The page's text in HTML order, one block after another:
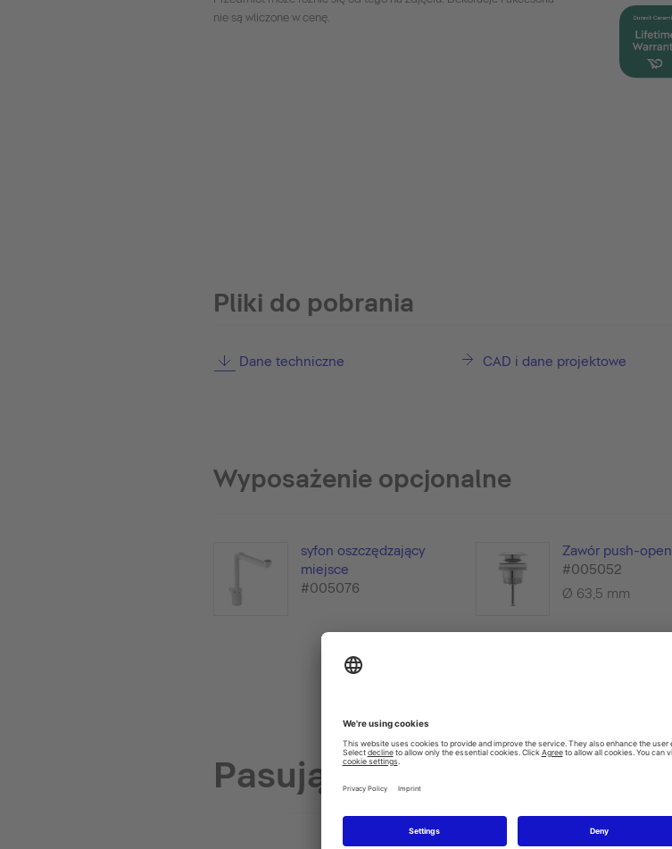
nie są wliczone w cenę.
Pliki do pobrania
Dane techniczne CAD i dane projektowe
Wyposażenie opcjonalne
syfon oszczędzający
miejsce
#005076
Zawór push-open
#005052
Ø 63,5 mm
Pasujące produkty